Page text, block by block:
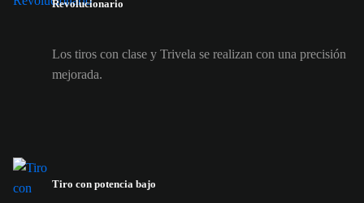
Revolucionario
Los tiros con clase y Trivela se realizan con una precisión
mejorada.
Tiro con potencia bajo